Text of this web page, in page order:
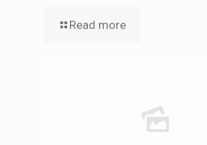
Read more